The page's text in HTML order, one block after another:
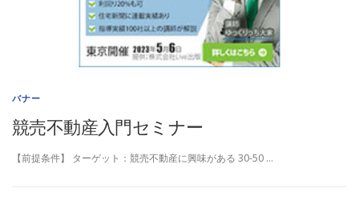
バナー
競売不動産入門セミナー
【前提条件】 ターゲット：競売不動産に興味がある 30-50 …